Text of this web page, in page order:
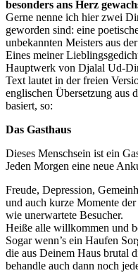
besonders ans Herz
Gerne nenne ich hier zwei
geworden sind: eine
unbekannten Meisters aus
Eines meiner
Hauptwerk von Djalal Ud-
Text lautet in der freien
englischen Übersetzung aus
basiert, so:
Das Gasthaus
Dieses Menschsein ist ein
Jeden Morgen eine neue
Freude, Depression,
und auch kurze Momente
wie unerwartete Besucher.
Heiße alle willkommen und
Sogar wenn’s ein Haufen
die aus Deinem Haus brutal
behandle auch dann noch